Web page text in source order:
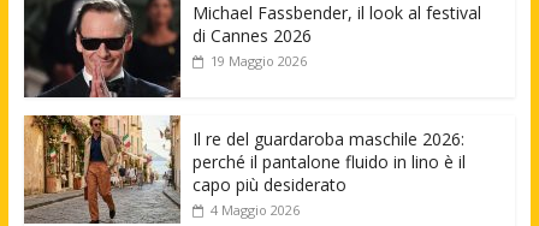
Michael Fassbender, il look al festival
di Cannes 2026
19 Maggio 2026
Il re del guardaroba maschile 2026:
perché il pantalone fluido in lino è il
capo più desiderato
4 Maggio 2026